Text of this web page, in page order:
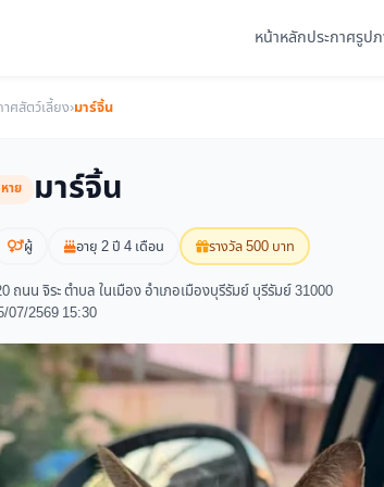
หน้าหลักประกาศรูป
าศสัตว์เลี้ยง›มาร์จิ้น
าย มาร์จิ้น
ผู้ อายุ 2 ปี 4 เดือน รางวัล 500 บาท
ถนน จิระ ตำบล ในเมือง อำเภอเมืองบุรีรัมย์ บุรีรัมย์ 31000
07/2569 15:30